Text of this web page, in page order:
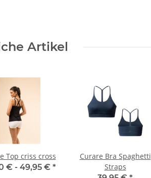
Artikel
Top criss cross
€ - 49,95 € *
Curare Bra Spaghetti
Straps